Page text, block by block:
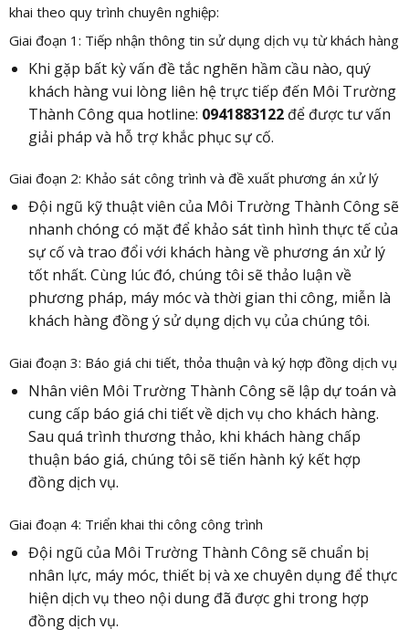
khai theo quy trình chuyên nghiệp:
Giai đoạn 1: Tiếp nhận thông tin sử dụng dịch vụ từ khách hàng
Khi gặp bất kỳ vấn đề tắc nghẽn hầm cầu nào, quý
khách hàng vui lòng liên hệ trực tiếp đến Môi Trường
Thành Công qua hotline: 0941883122để được tư vấn
giải pháp và hỗ trợ khắc phục sự cố.
Giai đoạn 2: Khảo sát công trình và đề xuất phương án xử lý
Đội ngũ kỹ thuật viên của Môi Trường Thành Công sẽ
nhanh chóng có mặt để khảo sát tình hình thực tế của
sự cố và trao đổi với khách hàng về phương án xử lý
tốt nhất. Cùng lúc đó, chúng tôi sẽ thảo luận về
phương pháp, máy móc và thời gian thi công, miễn là
khách hàng đồng ý sử dụng dịch vụ của chúng tôi.
Giai đoạn 3: Báo giá chi tiết, thỏa thuận và ký hợp đồng dịch vụ
Nhân viên Môi Trường Thành Công sẽ lập dự toán và
cung cấp báo giá chi tiết về dịch vụ cho khách hàng.
Sau quá trình thương thảo, khi khách hàng chấp
thuận báo giá, chúng tôi sẽ tiến hành ký kết hợp
đồng dịch vụ.
Giai đoạn 4: Triển khai thi công công trình
Đội ngũ của Môi Trường Thành Công sẽ chuẩn bị
nhân lực, máy móc, thiết bị và xe chuyên dụng để thực
hiện dịch vụ theo nội dung đã được ghi trong hợp
đồng dịch vụ.